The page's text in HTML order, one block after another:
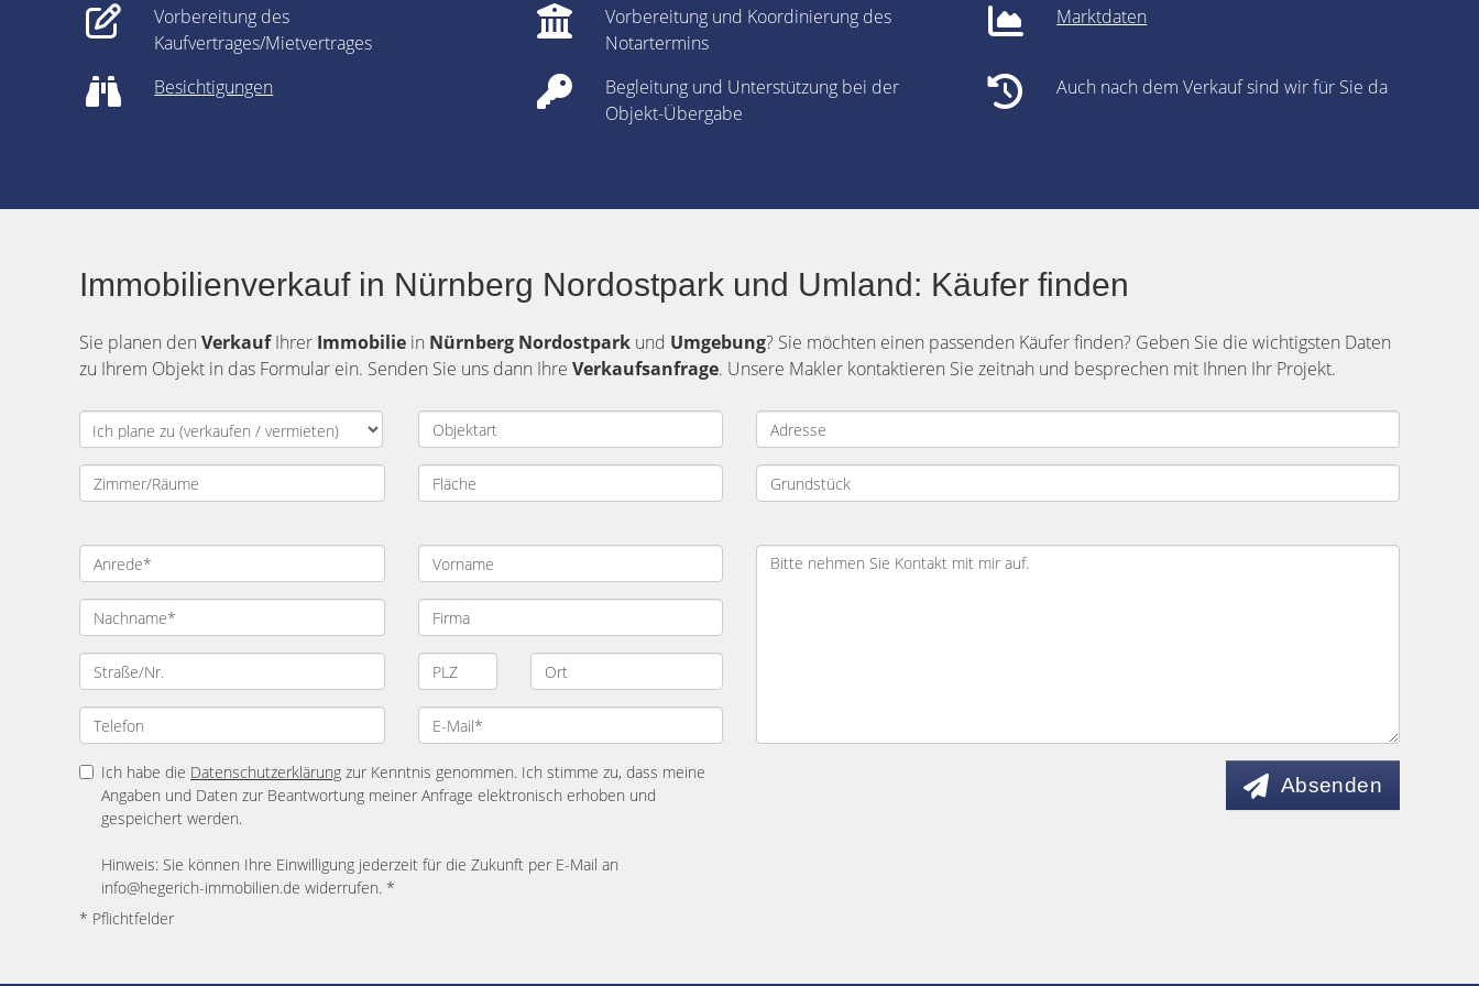
Vorbereitung des
Kaufvertrages/Mietvertrages
Vorbereitung und Koordinierung des
Notartermins
Marktdaten
Besichtigungen
Begleitung und Unterstützung bei der
Objekt-Übergabe
Auch nach dem Verkauf sind wir für Sie da
Immobilienverkauf in Nürnberg Nordostpark und Umland: Käufer finden
Sie planen den VerkaufIhrer Immobilie in Nürnberg Nordostpark und Umgebung? Sie möchten einen passenden Käufer finden? Geben Sie die wichtigsten Daten
zu Ihrem Objekt in das Formular ein. Senden Sie uns dann Ihre Verkaufsanfrage. Unsere Makler kontaktieren Sie zeitnah und besprechen mit Ihnen Ihr Projekt.
Ich habe die Datenschutzerklärung zur Kenntnis genommen. Ich stimme zu, dass meine
Angaben und Daten zur Beantwortung meiner Anfrage elektronisch erhoben und
gespeichert werden.
Hinweis: Sie können Ihre Einwilligung jederzeit für die Zukunft per E-Mail an
info@hegerich-immobilien.de widerrufen. *
* Pflichtfelder
Absenden